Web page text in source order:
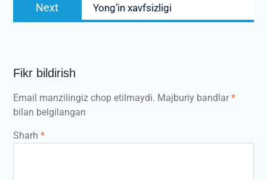
Next
post:
Yong’in xavfsizligi
Fikr bildirish
Email manzilingiz chop etilmaydi. Majburiy bandlar*
bilan belgilangan
Sharh *